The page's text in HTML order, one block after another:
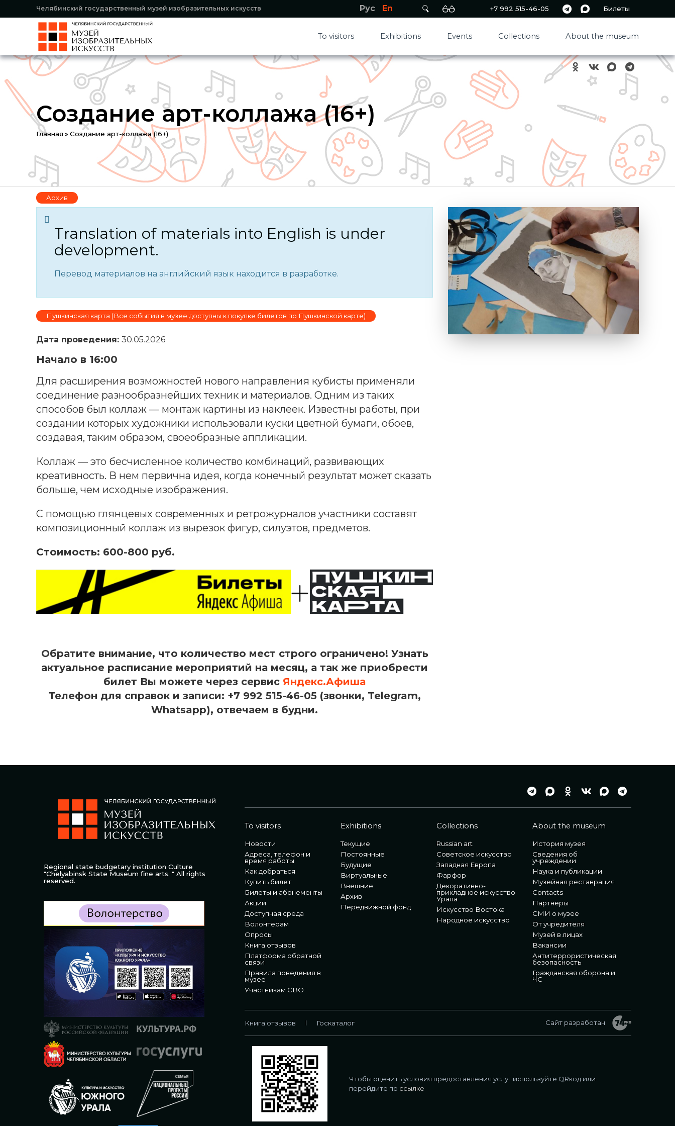
Челябинский государственный музей изобразительных искусств +7 992 515-46-05 Билеты
Рус En
To visitors Exhibitions Events Collections About the museum
Создание арт-коллажа (16+)
You
are
here
Главная » Создание арт-коллажа (16+)
Translation of materials into English is under
development.
Перевод материалов на английский язык находится в разработке.
Архив
Пушкинская карта (Все события в музее доступны к покупке билетов по Пушкинской карте)
Дата проведения: 30.05.2026
Начало в 16:00
Для расширения возможностей нового направления кубисты применяли
соединение разнообразнейших техник и материалов. Одним из таких
способов был коллаж — монтаж картины из наклеек. Известны работы, при
создании которых художники использовали куски цветной бумаги, обоев,
создавая, таким образом, своеобразные аппликации.
Коллаж — это бесчисленное количество комбинаций, развивающих
креативность. В нем первична идея, когда конечный результат может сказать
больше, чем исходные изображения.
С помощью глянцевых современных и ретрожурналов участники составят
композиционный коллаж из вырезок фигур, силуэтов, предметов.
Стоимость: 600-800 руб.
Обратите внимание, что количество мест строго ограничено! Узнать
актуальное расписание мероприятий на месяц, а так же приобрести
билет Вы можете через сервис Яндекс.Афиша
Телефон для справок и записи: +7 992 515-46-05 (звонки, Telegram,
Whatsapp), отвечаем в будни.
Regional state budgetary institution Culture
"Chelyabinsk State Museum fine arts. " All rights
reserved.
To visitors
Новости
Адреса, телефон и
время работы
Как добраться
Купить билет
Билеты и абонементы
Акции
Доступная среда
Волонтерам
Опросы
Книга отзывов
Платформа обратной
связи
Правила поведения в
музее
Участникам СВО
Exhibitions
Текущие
Постоянные
Будущие
Виртуальные
Внешние
Архив
Передвижной фонд
Collections
Russian art
Советское искусство
Западная Европа
Фарфор
Декоративно-
прикладное искусство
Урала
Искусство Востока
Народное искусство
About the museum
История музея
Сведения об
учреждении
Наука и публикации
Музейная реставрация
Contacts
Партнеры
СМИ о музее
От учредителя
Музей в лицах
Вакансии
Антитеррористическая
безопасность
Гражданская оборона и
ЧС
Сайт разработан
Книга отзывов Госкаталог
Чтобы оценить условия предоставления услуг используйте QRкод или
перейдите по ссылке